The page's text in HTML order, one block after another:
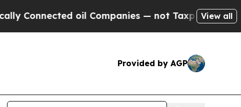
oil Companies — not Taxpayers — theView all
Provided by AGP